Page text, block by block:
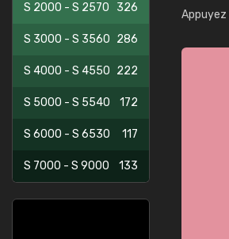
S 2000 - S 2570 326
S 3000 - S 3560 286
S 4000 - S 4550 222
S 5000 - S 5540 172
S 6000 - S 6530 117
S 7000 - S 9000 133
Appuyez